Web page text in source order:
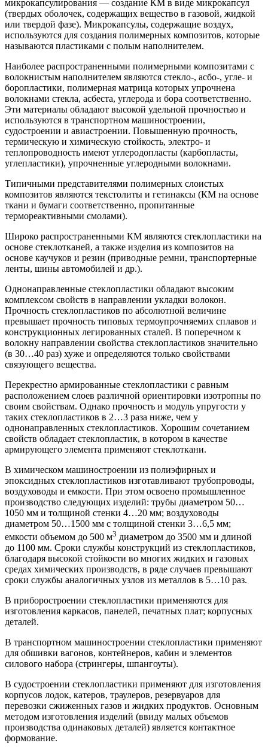
микрокапсулирования — создание КМ в виде микрокапсул
(твердых оболочек, содержащих вещество в газовой, жидкой
или твердой фазе). Микрокапсулы, содержащие воздух,
используются для создания полимерных композитов, которые
называются пластиками с полым наполнителем.
Наиболее распространенными полимерными композитами с
волокнистым наполнителем являются стекло-, асбо-, угле- и
боропластики, полимерная матрица которых упрочнена
волокнами стекла, асбеста, углерода и бора соответственно.
Эти материалы обладают высокой удельной прочностью и
используются в транспортном машиностроении,
судостроении и авиастроении. Повышенную прочность,
термическую и химическую стойкость, электро- и
теплопроводность имеют углеродопласты (карбопласты,
углепластики), упрочненные углеродными волокнами.
Типичными представителями полимерных слоистых
композитов являются текстолиты и гетинаксы (КМ на основе
ткани и бумаги соответственно, пропитанные
термореактивными смолами).
Широко распространенными КМ являются стеклопластики на
основе стеклотканей, а также изделия из композитов на
основе каучуков и резин (приводные ремни, транспортерные
ленты, шины автомобилей и др.).
Однонаправленные стеклопластики обладают высоким
комплексом свойств в направлении укладки волокон.
Прочность стеклопластиков по абсолютной величине
превышает прочность типовых термоупрочняемих сплавов и
конструкционных легированных сталей. В поперечном к
волокну направлении свойства стеклопластиков значительно
(в 30…40 раз) хуже и определяются только свойствами
связующего вещества.
Перекрестно армированные стеклопластики с равным
расположением слоев различной ориентировки изотропны по
своим свойствам. Однако прочность и модуль упругости у
таких стеклопластиков в 2…3 раза ниже, чем у
однонаправленных стеклопластиков. Хорошим сочетанием
свойств обладает стеклопластик, в котором в качестве
армирующего элемента применяют стеклоткани.
В химическом машиностроении из полиэфирных и
эпоксидных стеклопластиков изготавливают трубопроводы,
воздуховоды и емкости. При этом освоено промышленное
производство следующих изделий: трубы диаметром 50…
1050 мм и толщиной стенки 4…20 мм; воздуховоды
диаметром 50…1500 мм с толщиной стенки 3…6,5 мм;
емкости объемом до 500 м3 диаметром до 3500 мм и длиной
до 1100 мм. Сроки службы конструкций из стеклопластиков,
благодаря высокой стойкости во многих жидких и газовых
средах химических производств, в ряде случаев превышают
сроки службы аналогичных узлов из металлов в 5…10 раз.
В приборостроении стеклопластики применяются для
изготовления каркасов, панелей, печатных плат; корпусных
деталей.
В транспортном машиностроении стеклопластики применяют
для обшивки вагонов, контейнеров, кабин и элементов
силового набора (стрингеры, шпангоуты).
В судостроении стеклопластики применяют для изготовления
корпусов лодок, катеров, траулеров, резервуаров для
перевозки сжиженных газов и жидких продуктов. Основным
методом изготовления изделий (ввиду малых объемов
производства одинаковых деталей) является контактное
формование.